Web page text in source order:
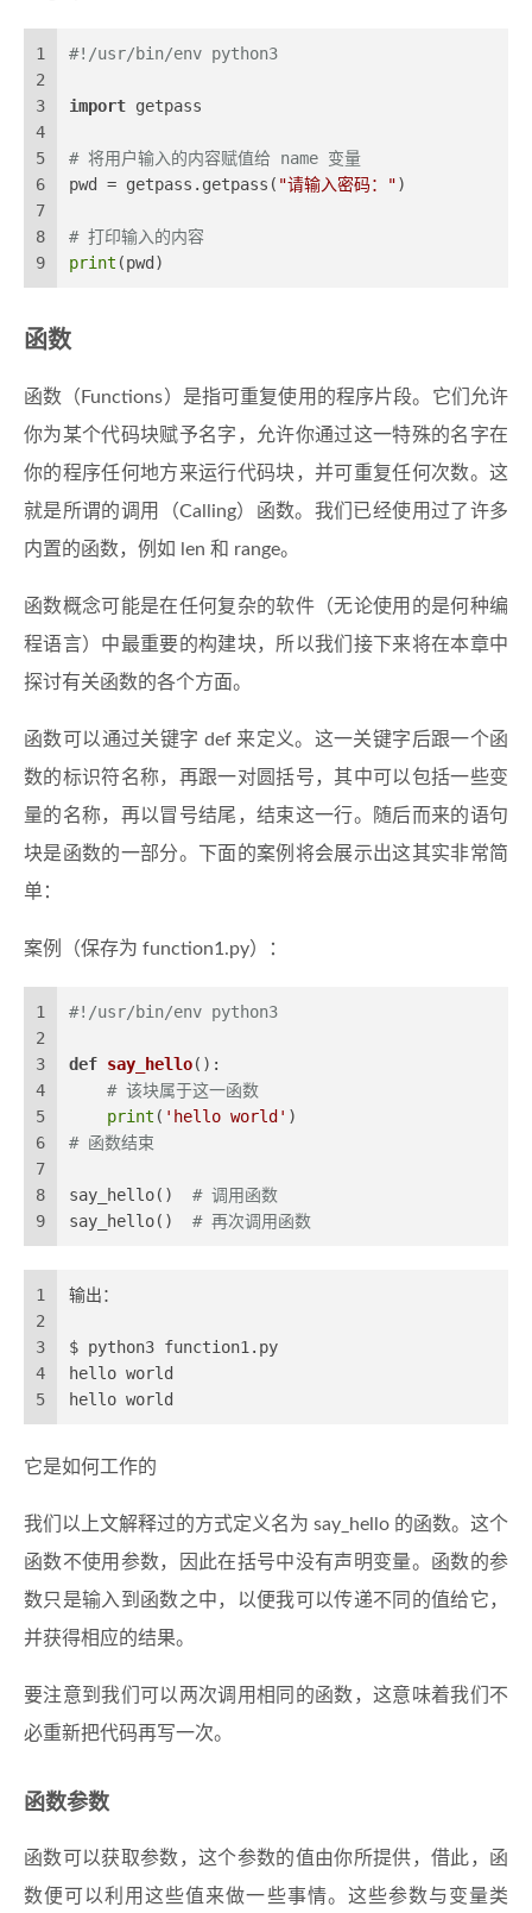
1
2
3
4
5
6
7
8
9
#!/usr/bin/env python3
import getpass
# 将用户输入的内容赋值给 name 变量
pwd = getpass.getpass( "请输入密码：")
# 打印输入的内容
print (pwd)
函数
函数（Functions）是指可重复使用的程序片段。它们允许
你为某个代码块赋予名字，允许你通过这一特殊的名字在
你的程序任何地方来运行代码块，并可重复任何次数。这
就是所谓的调用（Calling）函数。我们已经使用过了许多
内置的函数，例如 len 和 range。
函数概念可能是在任何复杂的软件（无论使用的是何种编
程语言）中最重要的构建块，所以我们接下来将在本章中
探讨有关函数的各个方面。
函数可以通过关键字 def 来定义。这一关键字后跟一个函
数的标识符名称，再跟一对圆括号，其中可以包括一些变
量的名称，再以冒号结尾，结束这一行。随后而来的语句
块是函数的一部分。下面的案例将会展示出这其实非常简
单：
案例（保存为 function1.py）：
1
2
3
4
5
6
7
8
9
#!/usr/bin/env python3
def say_hello():
# 该块属于这一函数
print ( 'hello world' )
# 函数结束
say_hello() # 调用函数
say_hello() # 再次调用函数
1
2
3
4
5
输出：
$ python3 function1.py
hello world
hello world
它是如何工作的
我们以上文解释过的方式定义名为 say_hello 的函数。这个
函数不使用参数，因此在括号中没有声明变量。函数的参
数只是输入到函数之中，以便我可以传递不同的值给它，
并获得相应的结果。
要注意到我们可以两次调用相同的函数，这意味着我们不
必重新把代码再写一次。
函数参数
函数可以获取参数，这个参数的值由你所提供，借此，函
数便可以利用这些值来做一些事情。这些参数与变量类